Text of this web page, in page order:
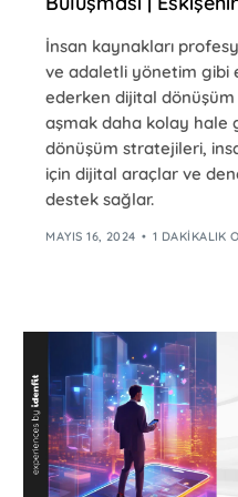
İnsan kaynakları
ve adaletli yönetim gibi
ederken dijital dönüşüm
aşmak daha kolay hale
dönüşüm stratejileri,
için dijital araçlar ve
destek sağlar.
MAYIS 16, 2024 1 DAKIKALIK